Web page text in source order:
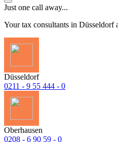
Just one call away...
Your tax consultants in Düsseldorf
Düsseldorf
0211 - 9 55 444 - 0
Oberhausen
0208 - 6 90 59 - 0